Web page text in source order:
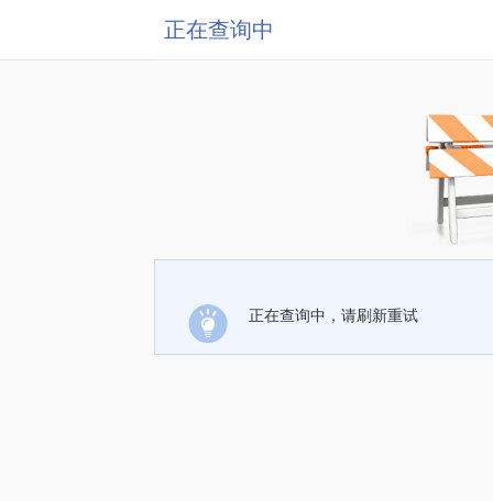
正在查询中
正在查询中，请刷新重试